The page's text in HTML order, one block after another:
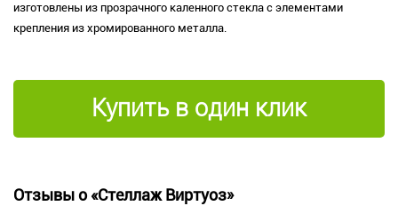
изготовлены из прозрачного каленного стекла с элементами
крепления из хромированного металла.
Купить в один клик
Отзывы о «Стеллаж Виртуоз»